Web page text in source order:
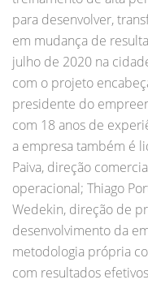
para desenvolver,
em mudança de
julho de 2020 na
com o projeto
presidente do
com 18 anos de
a empresa também é
Paiva, direção
operacional; Thiago
Wedekin, direção de
desenvolvimento da
metodologia própria
com resultados